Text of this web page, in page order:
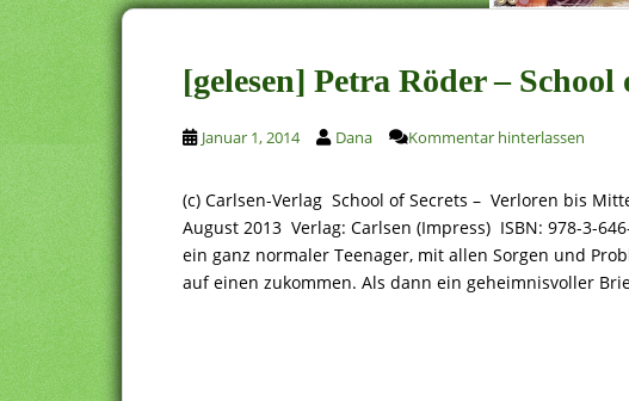
[gelesen] Petra Röder – School
Januar 1, 2014 Dana Kommentar hinterlassen
(c) Carlsen-Verlag School of Secrets – Verloren bis
August 2013 Verlag: Carlsen (Impress) ISBN: 978-3-
ein ganz normaler Teenager, mit allen Sorgen und
auf einen zukommen. Als dann ein geheimnisvoller